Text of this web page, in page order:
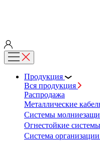
Продукция
Вся продукция
Распродажа
Металлические
Системы
Огнестойкие
Система